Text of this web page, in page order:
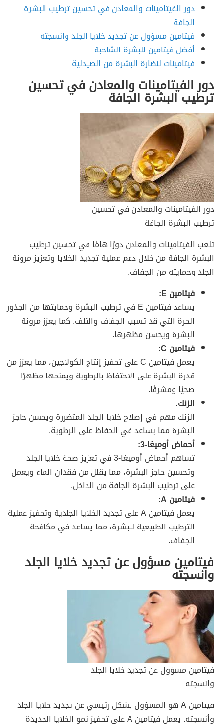
دور الفيتامينات والمعادن في تحسين ترطيب البشرة
الجافة
فيتامين مسؤول عن تجديد خلايا الجلد وانسجته
أفضل فيتامين للبشرة الشاحبة
فيتامينات لنضارة البشرة من الصيدلية
دور الفيتامينات والمعادن في تحسين
ترطيب البشرة الجافة
دور الفيتامينات والمعادن في تحسين
ترطيب البشرة الجافة
تلعب الفيتامينات والمعادن دورًا هامًا في تحسين ترطيب
البشرة الجافة من خلال دعم عملية تجديد الخلايا وتعزيز مرونة
الجلد وحمايته من الجفاف.
فيتامين E:
يساعد فيتامين E في ترطيب البشرة وحمايتها من الجذور
الحرة التي قد تسبب الجفاف والتلف. كما يعزز مرونة
البشرة ويحسن مظهرها.
فيتامين C:
يعمل فيتامين C على تحفيز إنتاج الكولاجين، مما يعزز من
قدرة البشرة على الاحتفاظ بالرطوبة ويمنحها مظهرًا
صحيًا ومشرقًا.
الزنك:
الزنك مهم في إصلاح خلايا الجلد المتضررة ويحسن حاجز
البشرة مما يساعد في الحفاظ على الرطوبة.
أحماض أوميغا-3:
تساهم أحماض أوميغا-3 في تعزيز صحة خلايا الجلد
وتحسين حاجز البشرة، مما يقلل من فقدان الماء ويعمل
على ترطيب البشرة الجافة من الداخل.
فيتامين A:
يعمل فيتامين A على تجديد الخلايا الجلدية وتحفيز عملية
الترطيب الطبيعية للبشرة، مما يساعد في مكافحة
الجفاف.
فيتامين مسؤول عن تجديد خلايا الجلد
وانسجته
فيتامين مسؤول عن تجديد خلايا الجلد
وانسجته
فيتامين A هو المسؤول بشكل رئيسي عن تجديد خلايا الجلد
وأنسجته. يعمل فيتامين A على تحفيز نمو الخلايا الجديدة